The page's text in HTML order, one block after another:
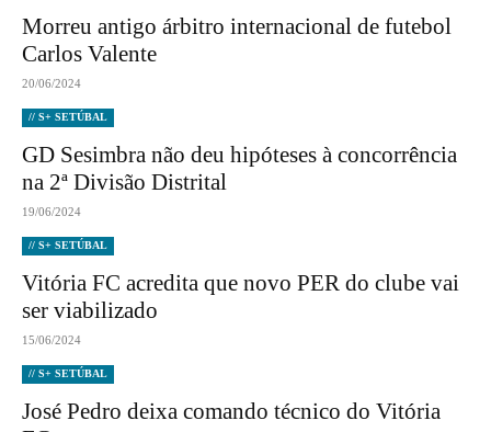
Morreu antigo árbitro internacional de futebol
Carlos Valente
20/06/2024
// S+ SETÚBAL
GD Sesimbra não deu hipóteses à concorrência
na 2ª Divisão Distrital
19/06/2024
// S+ SETÚBAL
Vitória FC acredita que novo PER do clube vai
ser viabilizado
15/06/2024
// S+ SETÚBAL
José Pedro deixa comando técnico do Vitória